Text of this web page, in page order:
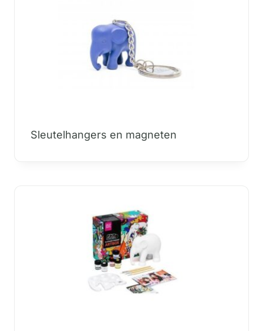
Sleutelhangers en magneten